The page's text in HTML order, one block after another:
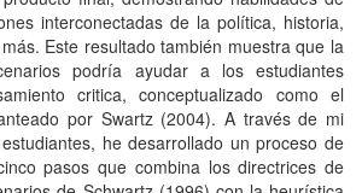
interconectadas de la política, historia,
Este resultado también muestra que la
podría ayudar a los estudiantes
critica, conceptualizado como el
por Swartz (2004). A través de mi
he desarrollado un proceso de
pasos que combina los directrices de